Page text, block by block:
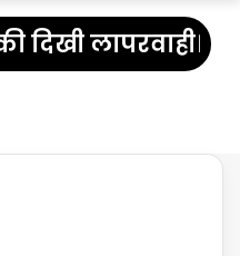
लापरवाही।